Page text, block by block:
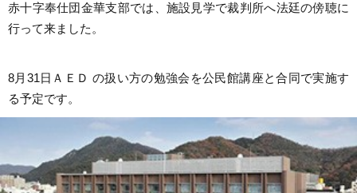
赤十字奉仕団金華支部では、施設見学で裁判所へ法廷の傍聴に
行って来ました。
8月31日ＡＥＤ の扱い方の勉強会を公民館講座と合同で実施す
る予定です。